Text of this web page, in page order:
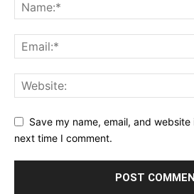
Save my name, email, and
next time I comment.